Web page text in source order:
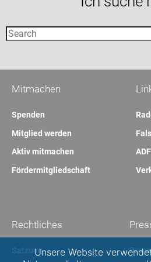
Mitmachen
Spenden
Mitglied werden
Aktiv mitmachen
Fördermitgliedschaft
Rechtliches
SatzungUnsere Website